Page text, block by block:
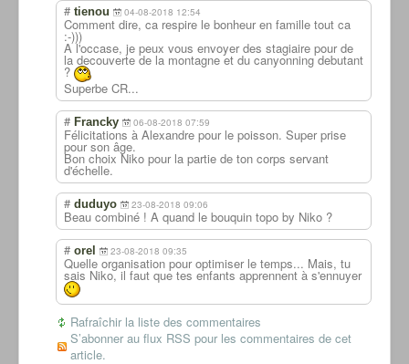
# tienou 04-08-2018 12:54
Comment dire, ca respire le bonheur en famille tout ca
:-)))
A l'occase, je peux vous envoyer des stagiaire pour de
la decouverte de la montagne et du canyonning debutant
?
Superbe CR...
# Francky 06-08-2018 07:59
Félicitations à Alexandre pour le poisson. Super prise
pour son âge.
Bon choix Niko pour la partie de ton corps servant
d'échelle.
# duduyo 23-08-2018 09:06
Beau combiné ! A quand le bouquin topo by Niko ?
# orel 23-08-2018 09:35
Quelle organisation pour optimiser le temps... Mais, tu
sais Niko, il faut que tes enfants apprennent à s'ennuyer
Rafraîchir la liste des commentaires
S’abonner au flux RSS pour les commentaires de cet
article.